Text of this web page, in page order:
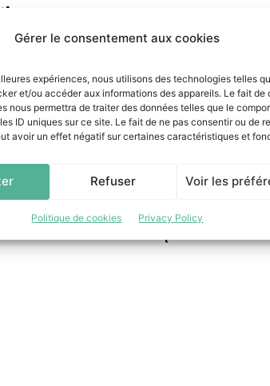
Gérer le consentement aux cookies
expériences, nous utilisons des technologies telles
et/ou accéder aux informations des appareils. Le fait de
nous permettra de traiter des données telles que le
ID uniques sur ce site. Le fait de ne pas consentir ou de
avoir un effet négatif sur certaines caractéristiques et
Refuser Voir les
Politique de cookies Privacy Policy
être progressivement déployé dans
pour d’autres processus
en passant par les ressources
Camunda à d’autres marques.
chez Camunda, ajoute :« Nous
dans l’industrie automobile.
central, car les perturbations de la
représenter un risque pour
et à minimiser les risques ».